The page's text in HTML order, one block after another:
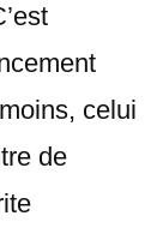
celui
de